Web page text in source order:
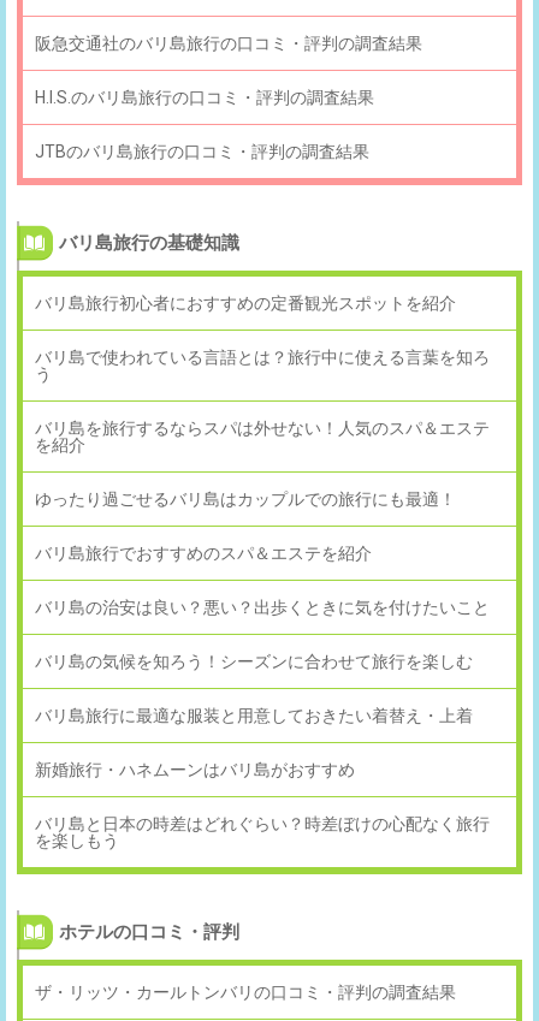
阪急交通社のバリ島旅行の口コミ・評判の調査結果
H.I.S.のバリ島旅行の口コミ・評判の調査結果
JTBのバリ島旅行の口コミ・評判の調査結果
バリ島旅行の基礎知識
バリ島旅行初心者におすすめの定番観光スポットを紹介
バリ島で使われている言語とは？旅行中に使える言葉を知ろ
う
バリ島を旅行するならスパは外せない！人気のスパ＆エステ
を紹介
ゆったり過ごせるバリ島はカップルでの旅行にも最適！
バリ島旅行でおすすめのスパ＆エステを紹介
バリ島の治安は良い？悪い？出歩くときに気を付けたいこと
バリ島の気候を知ろう！シーズンに合わせて旅行を楽しむ
バリ島旅行に最適な服装と用意しておきたい着替え・上着
新婚旅行・ハネムーンはバリ島がおすすめ
バリ島と日本の時差はどれぐらい？時差ぼけの心配なく旅行
を楽しもう
ホテルの口コミ・評判
ザ・リッツ・カールトンバリの口コミ・評判の調査結果